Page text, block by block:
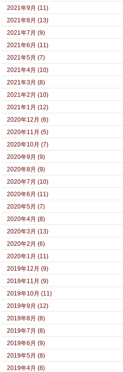
2021年9月 (11)
2021年8月 (13)
2021年7月 (9)
2021年6月 (11)
2021年5月 (7)
2021年4月 (10)
2021年3月 (8)
2021年2月 (10)
2021年1月 (12)
2020年12月 (6)
2020年11月 (5)
2020年10月 (7)
2020年9月 (9)
2020年8月 (9)
2020年7月 (10)
2020年6月 (11)
2020年5月 (7)
2020年4月 (8)
2020年3月 (13)
2020年2月 (6)
2020年1月 (11)
2019年12月 (9)
2019年11月 (9)
2019年10月 (11)
2019年9月 (12)
2019年8月 (8)
2019年7月 (8)
2019年6月 (9)
2019年5月 (8)
2019年4月 (8)